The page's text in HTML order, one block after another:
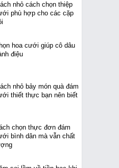
nhỏ cách chọn thiệp
phù hợp cho các cặp
hoa cưới giúp cô dâu
điệu
nhỏ bảy món quà đám
thiết thực bạn nên biết
chọn thực đơn đám
bình dân mà vẫn chất